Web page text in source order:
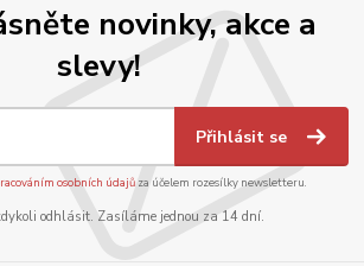
novinky, akce a
slevy!
Přihlásit se
osobních údajůza účelem rozesílky newsletteru.
odhlásit. Zasíláme jednou za 14 dní.